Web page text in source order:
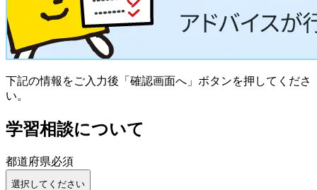
下記の情報をご入力後「確認画面へ」ボタンを押してくださ
い。
学習相談について
都道府県必須
選択してください